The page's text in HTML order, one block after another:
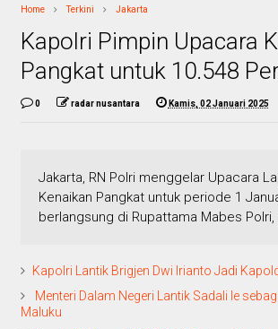
Home Terkini Jakarta
Kapolri Pimpin Upacara
Pangkat untuk 10.548
0 radar nusantara Kamis, 02 Januari 2025
Jakarta, RN Polri menggelar Upacara
Kenaikan Pangkat untuk periode 1
berlangsung di Rupattama Mabes Polri,
Kapolri Lantik Brigjen Dwi Irianto Jadi
Menteri Dalam Negeri Lantik Sadali Ie
Maluku